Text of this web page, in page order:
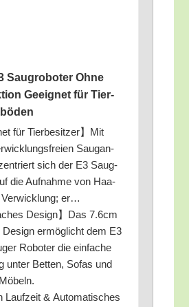
Saug­ro­bo­ter Ohne
Geeig­net für Tier­
für Tierbesitzer】Mit
Sau­gan­
sich der E3 Saug­
die Auf­nah­me von Haa­
Ver­wick­lung; er…
Design】Das 7.6cm
ermög­licht dem E3
Robo­ter die ein­fa­che
unter Bet­ten, Sofas und
Lauf­zeit & Auto­ma­ti­sches